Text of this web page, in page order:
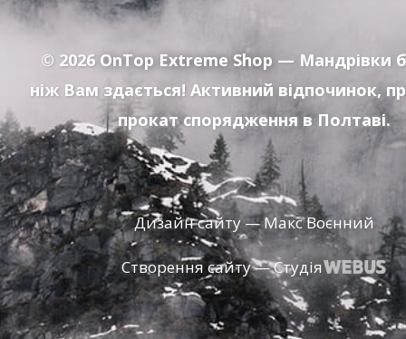
© 2026 OnTop Extreme Shop — Мандрівки
ніж Вам здається! Активний відпочинок,
прокат спорядження в Полтаві.
Дизайн сайту — Макс Воєнний
Створення сайту — Студія